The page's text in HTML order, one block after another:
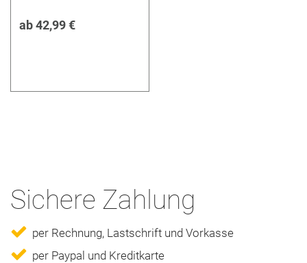
ab42,99 €
Sichere Zahlung
per Rechnung, Lastschrift und Vorkasse
per Paypal und Kreditkarte